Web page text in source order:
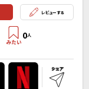
レビューする
0人